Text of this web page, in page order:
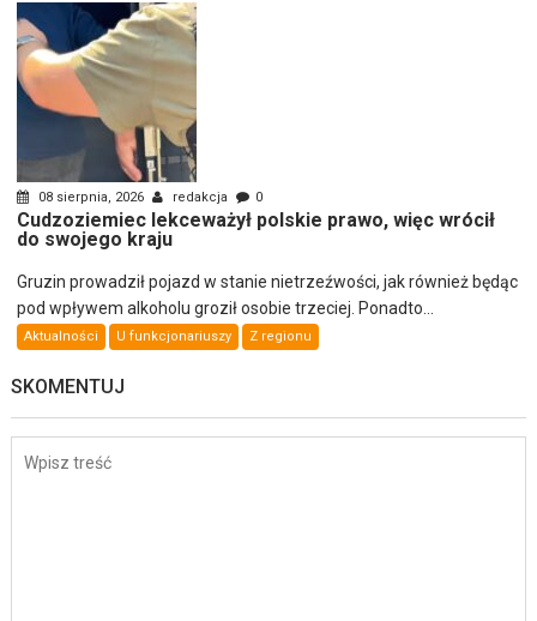
08 sierpnia, 2026 redakcja 0
Cudzoziemiec lekceważył polskie prawo, więc wrócił
do swojego kraju
Gruzin prowadził pojazd w stanie nietrzeźwości, jak również będąc
pod wpływem alkoholu groził osobie trzeciej. Ponadto...
Aktualności U funkcjonariuszy Z regionu
SKOMENTUJ